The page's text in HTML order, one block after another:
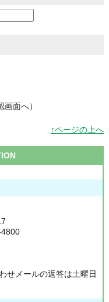
画面へ）
↑ページの上へ
せメールの返答は土曜日